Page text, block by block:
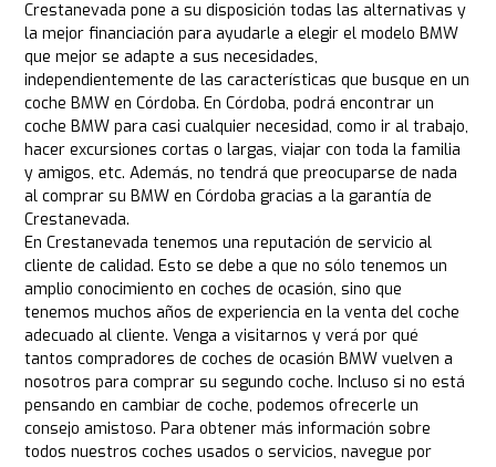
Crestanevada pone a su disposición todas las alternativas y
la mejor financiación para ayudarle a elegir el modelo BMW
que mejor se adapte a sus necesidades,
independientemente de las características que busque en un
coche BMW en Córdoba. En Córdoba, podrá encontrar un
coche BMW para casi cualquier necesidad, como ir al trabajo,
hacer excursiones cortas o largas, viajar con toda la familia
y amigos, etc. Además, no tendrá que preocuparse de nada
al comprar su BMW en Córdoba gracias a la garantía de
Crestanevada.
En Crestanevada tenemos una reputación de servicio al
cliente de calidad. Esto se debe a que no sólo tenemos un
amplio conocimiento en coches de ocasión, sino que
tenemos muchos años de experiencia en la venta del coche
adecuado al cliente. Venga a visitarnos y verá por qué
tantos compradores de coches de ocasión BMW vuelven a
nosotros para comprar su segundo coche. Incluso si no está
pensando en cambiar de coche, podemos ofrecerle un
consejo amistoso. Para obtener más información sobre
todos nuestros coches usados o servicios, navegue por